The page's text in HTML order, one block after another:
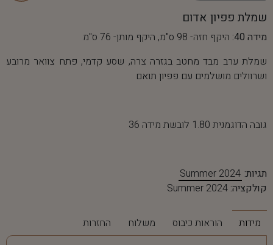
שמלת פפיון אדום
מידה 40:
היקף חזה- 98 ס"מ, היקף מותן- 76 ס"מ
שמלת ערב מבד מחטב בגזרה צרה, שסע קדמי, פתח צוואר מרובע
ושרוולים מושלמים עם פפיון תואם
גובה הדוגמנית 1.80 לובשת מידה 36
תגיות: Summer 2024
קולקציה: Summer 2024
מידות הוראות כיבוס משלוח החזרות